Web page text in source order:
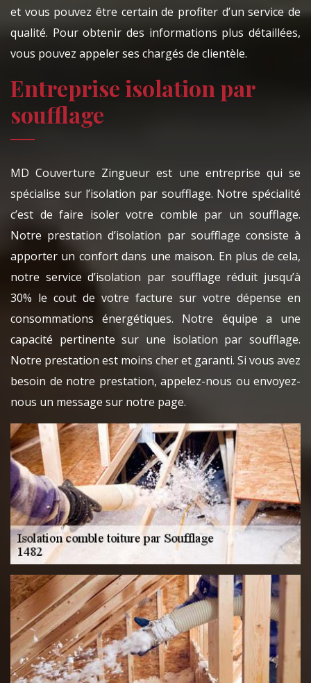
et vous pouvez être certain de profiter d’un service de
qualité. Pour obtenir des informations plus détaillées,
vous pouvez appeler ses chargés de clientèle.
Entreprise isolation par
soufflage
MD Couverture Zingueur est une entreprise qui se
spécialise sur l’isolation par soufflage. Notre spécialité
c’est de faire isoler votre comble par un soufflage.
Notre prestation d’isolation par soufflage consiste à
apporter un confort dans une maison. En plus de cela,
notre service d’isolation par soufflage réduit jusqu’à
30% le cout de votre facture sur votre dépense en
consommations énergétiques. Notre équipe a une
capacité pertinente sur une isolation par soufflage.
Notre prestation est moins cher et garanti. Si vous avez
besoin de notre prestation, appelez-nous ou envoyez-
nous un message sur notre page.